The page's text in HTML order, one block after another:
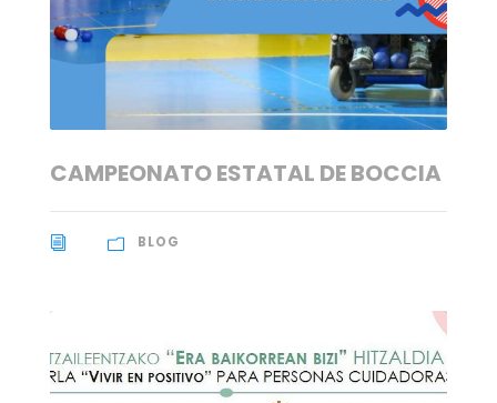
CAMPEONATO ESTATAL DE BOCCIA
BLOG